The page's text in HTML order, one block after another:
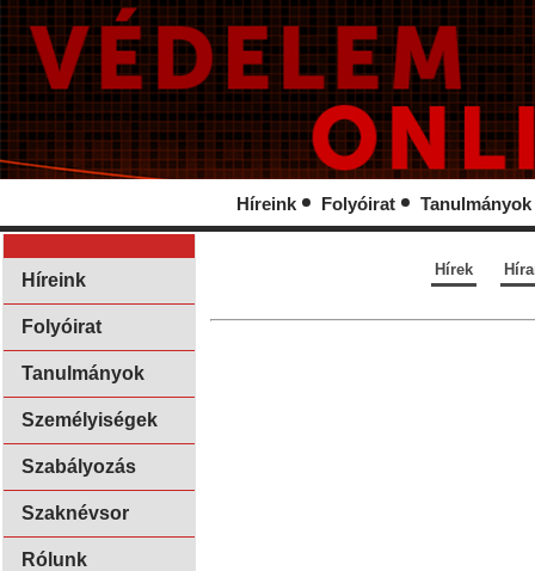
Híreink Folyóirat Tanulmányok
Híreink
Folyóirat
Tanulmányok
Személyiségek
Szabályozás
Szaknévsor
Rólunk
Hírek